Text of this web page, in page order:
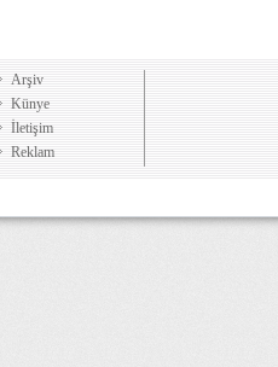
Arşiv
Künye
İletişim
Reklam